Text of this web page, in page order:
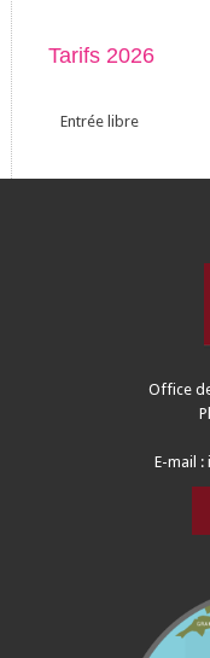
Tarifs 2026
Entrée libre
Office
E-mail :